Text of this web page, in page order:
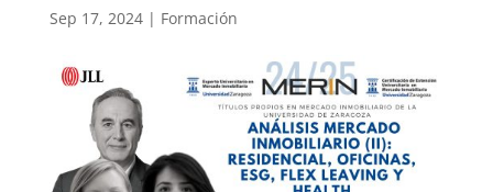
Sep 17, 2024| Formación